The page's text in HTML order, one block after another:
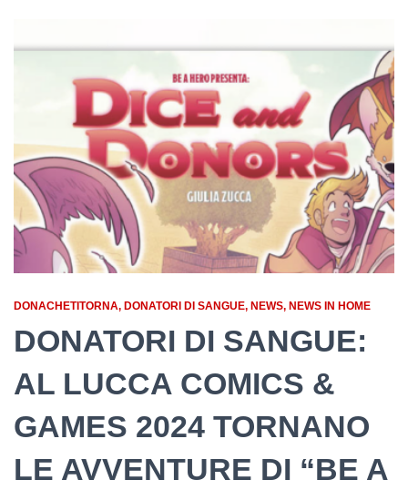
DONACHETITORNA DONATORI DI SANGUE NEWS NEWS IN HOME
DONATORI DI SANGUE:
AL LUCCA COMICS &
GAMES 2024 TORNANO
LE AVVENTURE DI “BE A